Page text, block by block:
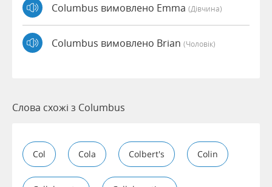
Columbus вимовлено Emma (дівчина)
Columbus вимовлено Brian (чоловік)
Слова схожі з Columbus
Col Cola Colbert's Colin